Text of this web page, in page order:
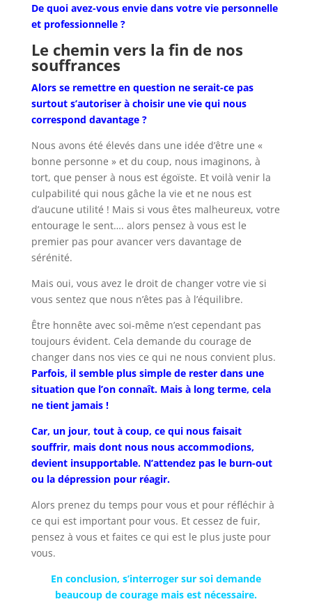
De quoi avez-vous envie dans votre vie personnelle
et professionnelle ?
Le chemin vers la fin de nos
souffrances
Alors se remettre en question ne serait-ce pas
surtout s’autoriser à choisir une vie qui nous
correspond davantage ?
Nous avons été élevés dans une idée d’être une «
bonne personne » et du coup, nous imaginons, à
tort, que penser à nous est égoïste. Et voilà venir la
culpabilité qui nous gâche la vie et ne nous est
d’aucune utilité ! Mais si vous êtes malheureux, votre
entourage le sent…. alors pensez à vous est le
premier pas pour avancer vers davantage de
sérénité.
Mais oui, vous avez le droit de changer votre vie si
vous sentez que nous n’êtes pas à l’équilibre.
Être honnête avec soi-même n’est cependant pas
toujours évident. Cela demande du courage de
changer dans nos vies ce qui ne nous convient plus.
Parfois, il semble plus simple de rester dans une
situation que l’on connaît. Mais à long terme, cela
ne tient jamais !
Car, un jour, tout à coup, ce qui nous faisait
souffrir, mais dont nous nous accommodions,
devient insupportable. N’attendez pas le burn-out
ou la dépression pour réagir.
Alors prenez du temps pour vous et pour réfléchir à
ce qui est important pour vous. Et cessez de fuir,
pensez à vous et faites ce qui est le plus juste pour
vous.
En conclusion, s’interroger sur soi demande
beaucoup de courage mais est nécessaire.